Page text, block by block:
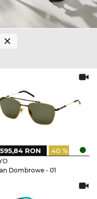
Dombrowe - 01
40 %
595,84 RON